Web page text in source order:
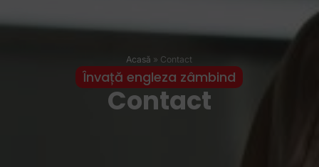
Acasă » Contact
Învață engleza zâmbind
Contact